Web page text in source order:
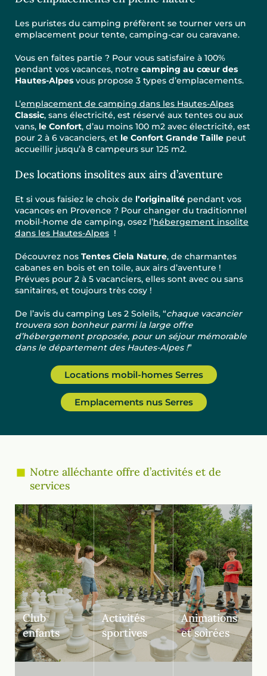
Les puristes du camping préfèrent se tourner vers un
emplacement pour tente, camping-car ou caravane.
Vous en faites partie ? Pour vous satisfaire à 100%
pendant vos vacances, notre camping au cœur des
Hautes-Alpes vous propose 3 types d’emplacements.
L’emplacement de camping dans les Hautes-Alpes
Classic, sans électricité, est réservé aux tentes ou aux
vans, le Confort, d’au moins 100 m2 avec électricité, est
pour 2 à 6 vacanciers, et le Confort Grande Taille peut
accueillir jusqu’à 8 campeurs sur 125 m2.
Des locations insolites aux airs d’aventure
Et si vous faisiez le choix de l’originalité pendant vos
vacances en Provence ? Pour changer du traditionnel
mobil-home de camping, osez l’hébergement insolite
dans les Hautes-Alpes !
Découvrez nos Tentes Ciela Nature, de charmantes
cabanes en bois et en toile, aux airs d’aventure !
Prévues pour 2 à 5 vacanciers, elles sont avec ou sans
sanitaires, et toujours très cosy !
De l’avis du camping Les 2 Soleils, “chaque vacancier
trouvera son bonheur parmi la large offre
d’hébergement proposée, pour un séjour mémorable
dans le département des Hautes-Alpes !”
Locations mobil-homes Serres
Emplacements nus Serres
Notre alléchante offre d’activités et de
services
Club
enfants
Activités
sportives
Animations
et soirées